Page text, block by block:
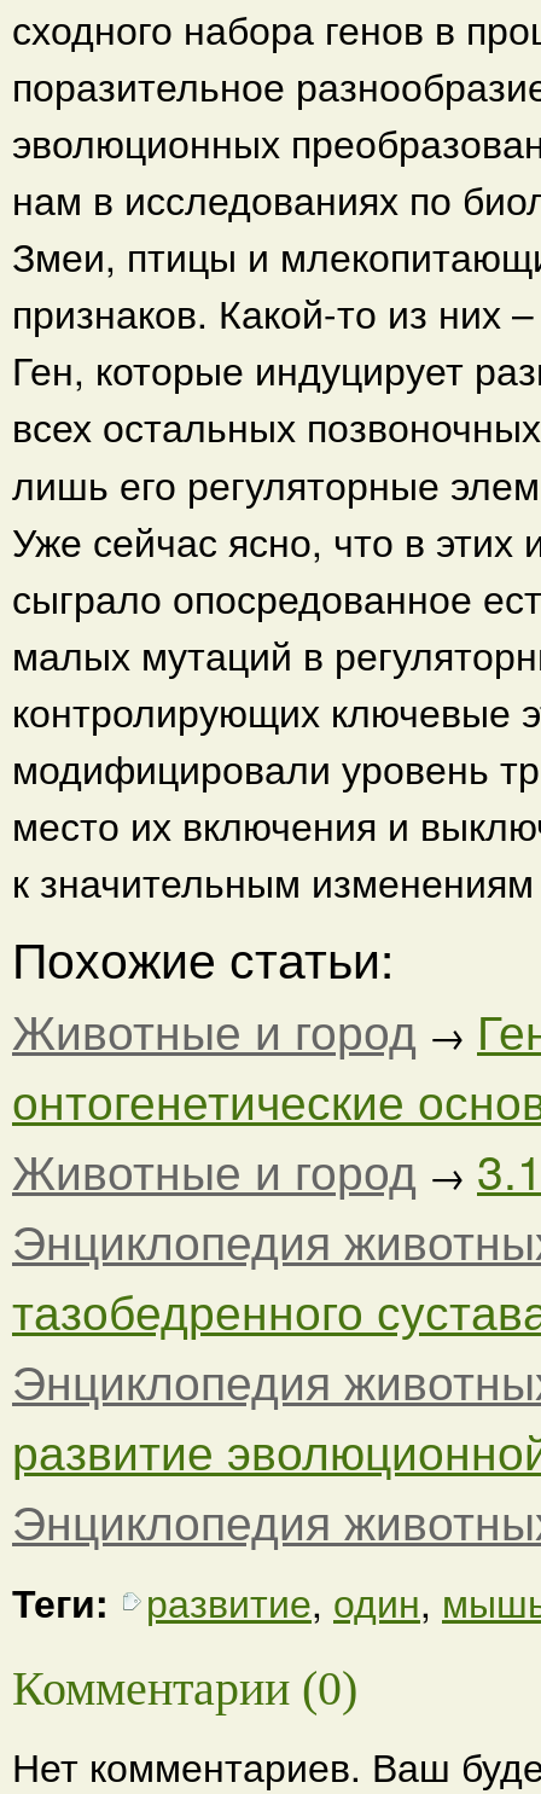
сходного набора генов в
поразительное
эволюционных
нам в исследованиях по
Змеи, птицы и
признаков. Какой-то из них
Ген, которые индуцирует
всех остальных
лишь его регуляторные
Уже сейчас ясно, что в
сыграло опосредованное
малых мутаций в
контролирующих ключевые
модифицировали уровень
место их включения и
к значительным
Похожие статьи:
Животные и город →
онтогенетические
Животные и город →
Энциклопедия
тазобедренного
Энциклопедия
развитие
Энциклопедия
Теги: развитие, один,
Комментарии (0)
Нет комментариев. Ваш